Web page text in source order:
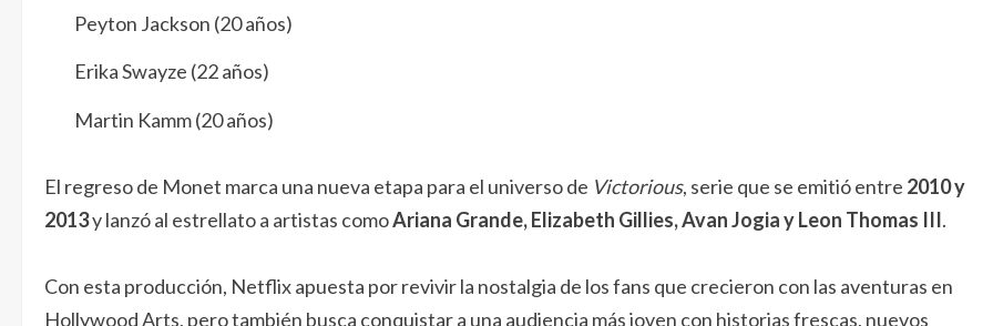
Peyton Jackson (20 años)
Erika Swayze (22 años)
Martin Kamm (20 años)
El regreso de Monet marca una nueva etapa para el universo de Victorious, serie que se emitió entre 2010 y
2013y lanzó al estrellato a artistas comoAriana Grande, Elizabeth Gillies, Avan Jogia y Leon Thomas III.
Con esta producción, Netflix apuesta por revivir la nostalgia de los fans que crecieron con las aventuras en
Hollywood Arts, pero también busca conquistar a una audiencia más joven con historias frescas, nuevos